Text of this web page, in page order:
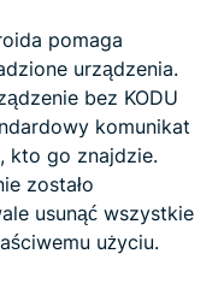
pomaga
urządzenia.
bez KODU
komunikat
kto go znajdzie.
zostało
usunąć wszystkie
użyciu.